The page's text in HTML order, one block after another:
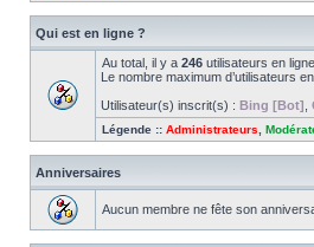
Qui est en ligne ?
Au total, il y a 246 utilisateurs en
Le nombre maximum d’utilisateurs
Utilisateur(s) inscrit(s) : Bing [Bot]
Légende :: Administrateurs
Anniversaires
Aucun membre ne fête son